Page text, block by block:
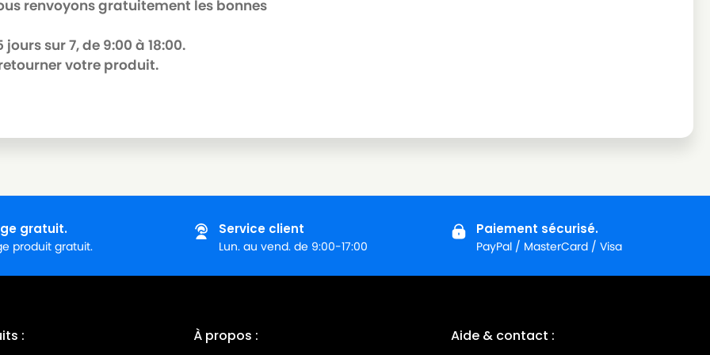
renvoyons gratuitement les bonnes
sur 7, de 9:00 à 18:00.
votre produit.
gratuit.
produit gratuit.
Service client
Lun. au vend. de 9:00-17:00
Paiement sécurisé.
PayPal / MasterCard / Visa
: À propos : Aide & contact :